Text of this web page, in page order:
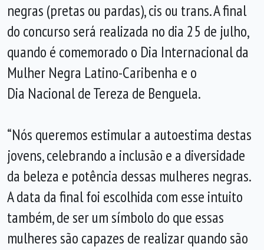
negras (pretas ou pardas), cis ou trans. A final
do concurso será realizada no dia 25 de julho,
quando é comemorado o Dia Internacional da
Mulher Negra Latino-Caribenha e o
Dia Nacional de Tereza de Benguela.
“Nós queremos estimular a autoestima destas
jovens, celebrando a inclusão e a diversidade
da beleza e potência dessas mulheres negras.
A data da final foi escolhida com esse intuito
também, de ser um símbolo do que essas
mulheres são capazes de realizar quando são